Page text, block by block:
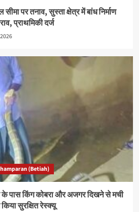
पर तनाव, सुस्ता क्षेत्र में बांध निर्माण
प्राथमिकी दर्ज
(Betiah)
पास किंग कोबरा और अजगर दिखने से मची
सुरक्षित रेस्क्यू